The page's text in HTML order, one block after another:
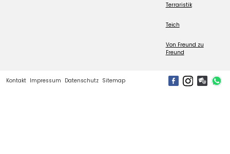
Terraristik
Teich
Von Freund zu
Freund
Kontakt Impressum Datenschutz Sitemap